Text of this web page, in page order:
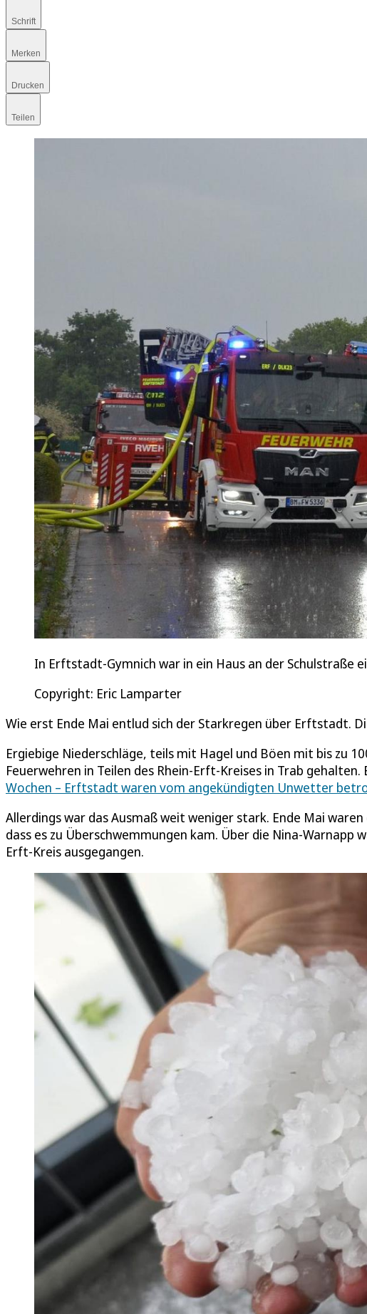
Schrift
Merken
Drucken
Teilen
In Erftstadt-Gymnich war in ein Haus an der Schulstraße
Copyright: Eric Lamparter
Wie erst Ende Mai entlud sich der Starkregen über Erftstadt.
Ergiebige Niederschläge, teils mit Hagel und Böen mit bis zu
Feuerwehren in Teilen des Rhein-Erft-Kreises in Trab
Wochen – Erftstadt waren vom angekündigten Unwetter
Allerdings war das Ausmaß weit weniger stark. Ende Mai
dass es zu Überschwemmungen kam. Über die Nina-
Erft-Kreis ausgegangen.